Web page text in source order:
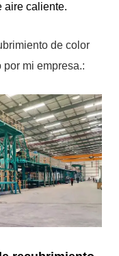
aire caliente.
de color
mi empresa.: